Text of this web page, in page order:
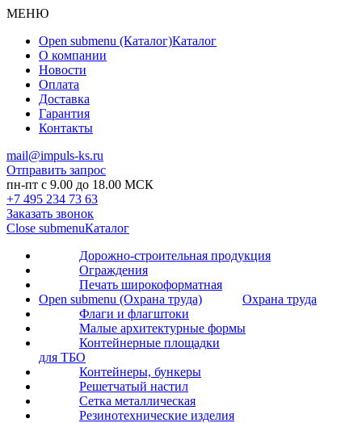
МЕНЮ
Open submenu (Каталог)Каталог
О компании
Новости
Оплата
Доставка
Гарантия
Контакты
mail@impuls-ks.ru
Отправить запрос
пн-пт с 9.00 до 18.00 МСК
+7 495 234 73 63
Заказать звонок
Close submenuКаталог
Дорожно-строительная продукция
Ограждения
Печать широкоформатная
Open submenu (Охрана труда)
Охрана труда
Флаги и флагштоки
Малые архитектурные формы
Контейнерные площадки
для ТБО
Контейнеры, бункеры
Решетчатый настил
Сетка металлическая
Резинотехнические изделия